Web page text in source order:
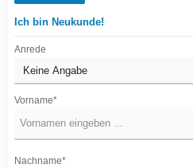
Ich bin Neukunde!
Anrede
Vorname*
Nachname*